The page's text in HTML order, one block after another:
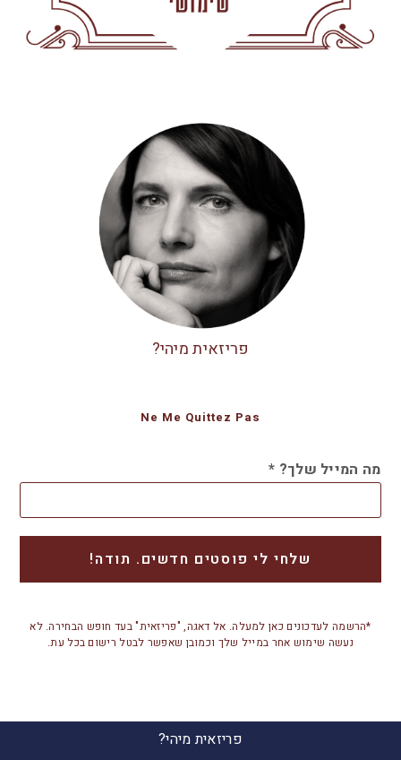
פריזאית מיהי?
Ne Me Quittez Pas
מה המייל שלך? *
*הרשמה לעדכונים כאן למעלה. אל דאגה, "פריזאית" בעד חופש הבחירה. לא
נעשה שימוש אחר במייל שלך וכמובן שאפשר לבטל רישום בכל עת.
פריזאית מיהי?